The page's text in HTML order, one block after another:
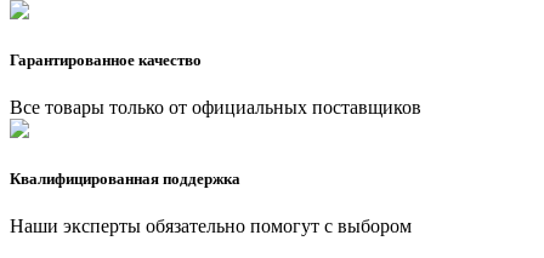
Гарантированное качество
Все товары только от официальных поставщиков
Квалифицированная поддержка
Наши эксперты обязательно помогут с выбором